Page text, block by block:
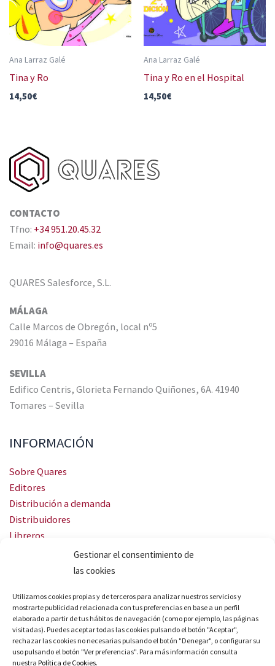
Gestionar el consentimiento de
las cookies
Utilizamos cookies propias y de terceros para analizar nuestros servicios y
mostrarte publicidad relacionada con tus preferencias en base a un perfil
elaborado a partir de tus hábitos de navegación (como por ejemplo, las páginas
visitadas). Puedes aceptar todas las cookies pulsando el botón "Aceptar",
rechazar las cookies no necesarias pulsando el botón "Denegar", o configurar su
uso pulsando el botón "Ver preferencias". Para más información consulta
nuestra Política de Cookies.
Ana Larraz Galé
Tina y Ro
14,50€
Ana Larraz Galé
Tina y Ro en el Hospital
14,50€
CONTACTO
Tfno: +34 951.20.45.32
Email: info@quares.es
QUARES Salesforce, S.L.
MÁLAGA
Calle Marcos de Obregón, local nº5
29016 Málaga – España
SEVILLA
Edifico Centris, Glorieta Fernando Quiñones, 6A. 41940
Tomares – Sevilla
INFORMACIÓN
Sobre Quares
Editores
Distribución a demanda
Distribuidores
Libreros
Servicio Landingweb
Crea tu audiobook